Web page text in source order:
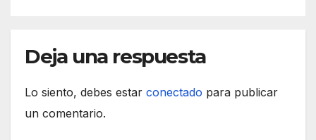
Deja una respuesta
Lo siento, debes estar conectado para publicar
un comentario.